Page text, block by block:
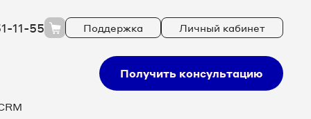
11-55 Поддержка Личный кабинет
Получить консультацию